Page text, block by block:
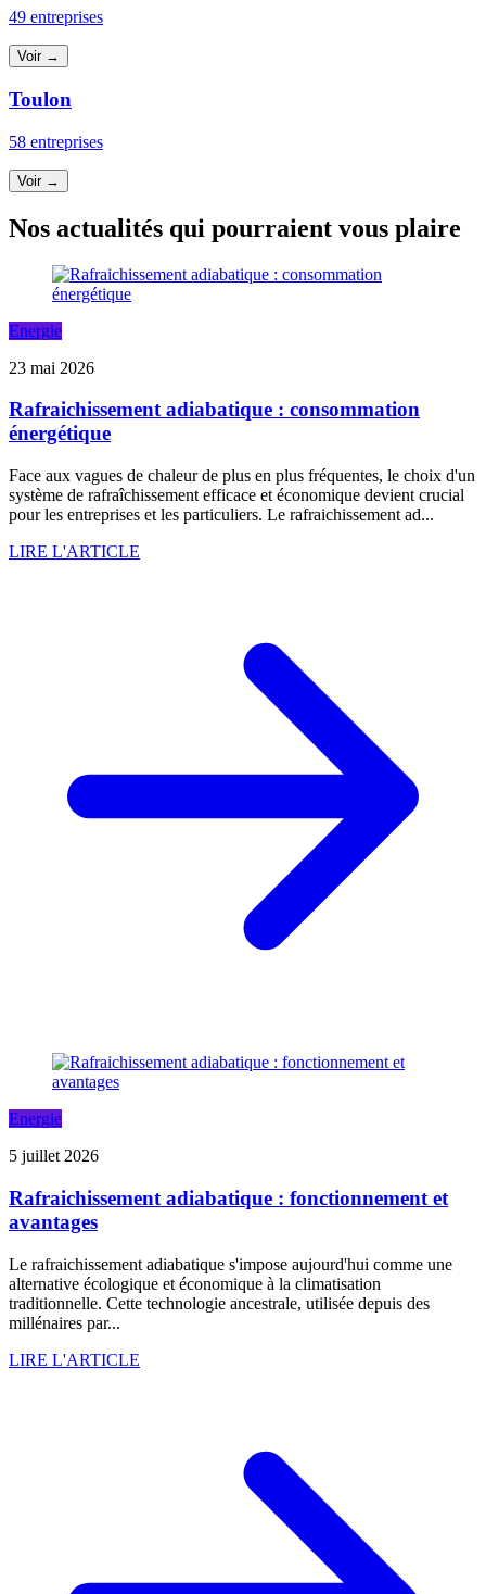
49 entreprises
Voir →
Toulon
58 entreprises
Voir →
Nos actualités qui pourraient vous plaire
Energie
23 mai 2026
Rafraichissement adiabatique : consommation
énergétique
Face aux vagues de chaleur de plus en plus fréquentes, le choix d'un
système de rafraîchissement efficace et économique devient crucial
pour les entreprises et les particuliers. Le rafraichissement ad...
LIRE L'ARTICLE
Energie
5 juillet 2026
Rafraichissement adiabatique : fonctionnement et
avantages
Le rafraichissement adiabatique s'impose aujourd'hui comme une
alternative écologique et économique à la climatisation
traditionnelle. Cette technologie ancestrale, utilisée depuis des
millénaires par...
LIRE L'ARTICLE